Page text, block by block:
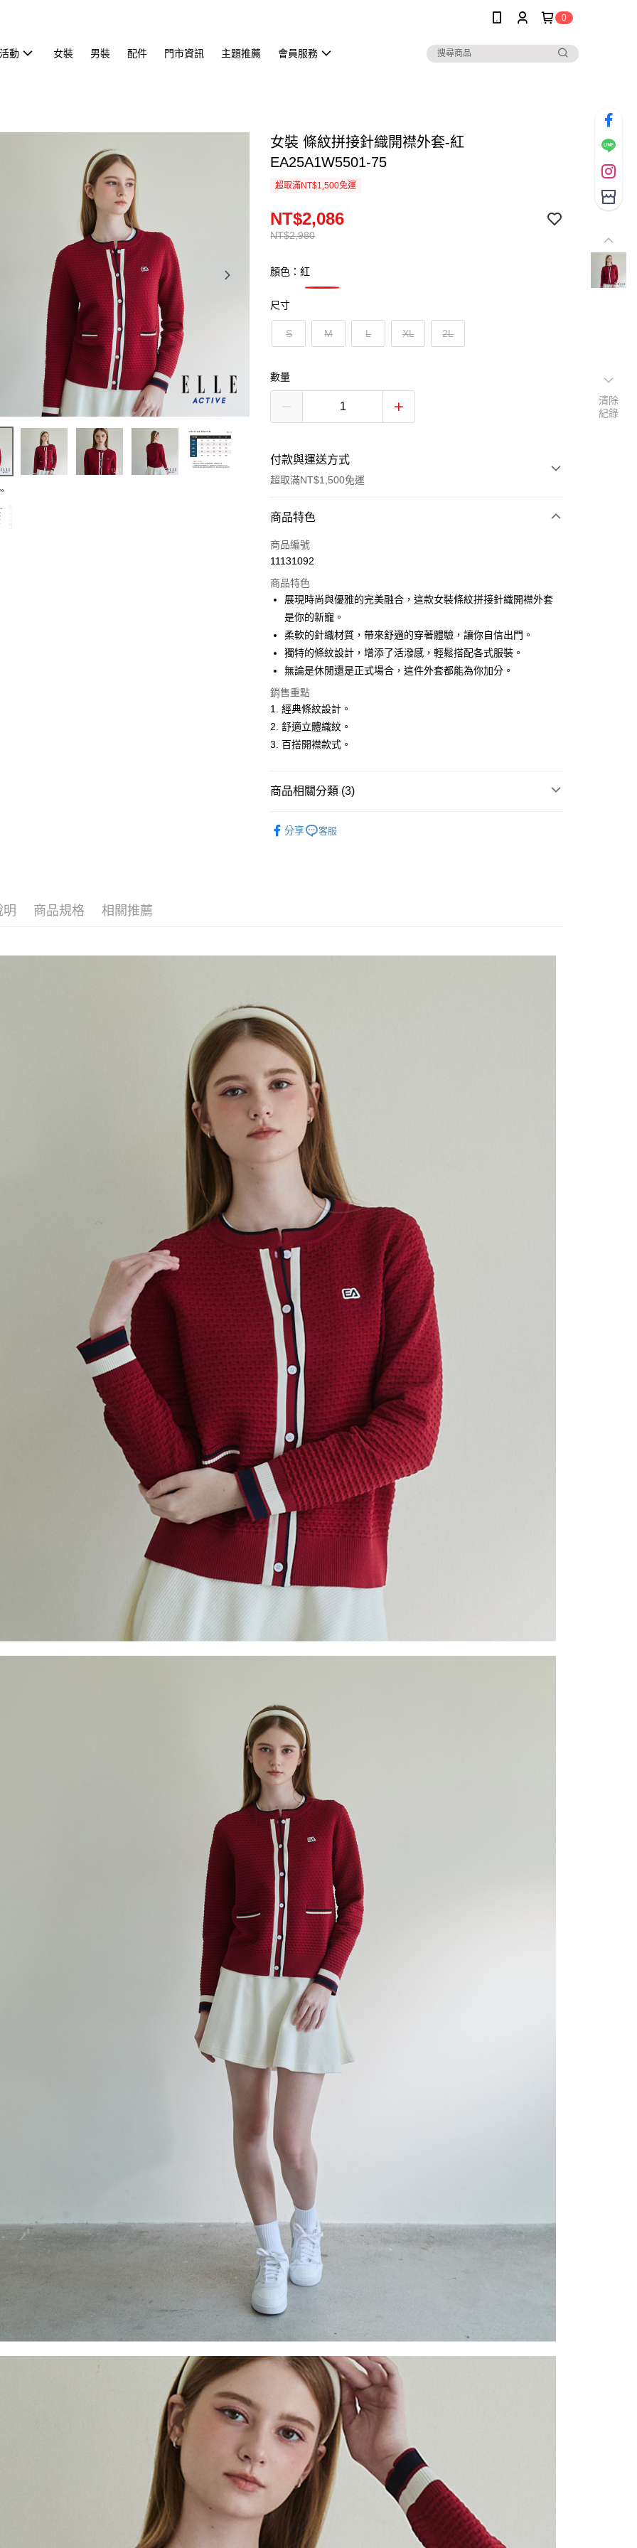
0
動 女裝 男裝 配件 門市資訊 主題推薦 會員服務
女裝 條紋拼接針織開襟外套-紅
EA25A1W5501-75
超取滿NT$1,500免運
NT$2,980
NT$2,086
顏色：紅
尺寸
S M L XL 2L
數量
付款與運送方式
超取滿NT$1,500免運
付款方式
信用卡一次付款
LINE Pay
Apple Pay
悠遊付
ATM付款
運送方式
全家取貨付款
付款後全家取貨
萊爾富取貨付款
宅配(本島)
每筆NT$90，滿NT$1,500(含以上)免運費
宅配(離島)
每筆NT$225，滿NT$1,500(含以上)免運費
商品特色
商品編號
11131092
商品特色
展現時尚與優雅的完美融合，這款女裝條紋拼接針織開襟外套
是你的新寵。
柔軟的針織材質，帶來舒適的穿著體驗，讓你自信出門。
獨特的條紋設計，增添了活潑感，輕鬆搭配各式服裝。
無論是休閒還是正式場合，這件外套都能為你加分。
銷售重點
1. 經典條紋設計。
2. 舒適立體織紋。
3. 百搭開襟款式。
商品相關分類 (3)
分享 客服
明 商品規格 相關推薦
清除
紀錄